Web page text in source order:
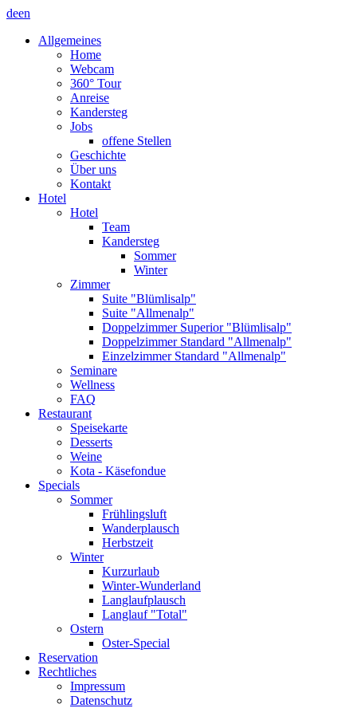
deen
Allgemeines
Home
Webcam
360° Tour
Anreise
Kandersteg
Jobs
offene Stellen
Geschichte
Über uns
Kontakt
Hotel
Hotel
Team
Kandersteg
Sommer
Winter
Zimmer
Suite "Blümlisalp"
Suite "Allmenalp"
Doppelzimmer Superior "Blümlisalp"
Doppelzimmer Standard "Allmenalp"
Einzelzimmer Standard "Allmenalp"
Seminare
Wellness
FAQ
Restaurant
Speisekarte
Desserts
Weine
Kota - Käsefondue
Specials
Sommer
Frühlingsluft
Wanderplausch
Herbstzeit
Winter
Kurzurlaub
Winter-Wunderland
Langlaufplausch
Langlauf "Total"
Ostern
Oster-Special
Reservation
Rechtliches
Impressum
Datenschutz